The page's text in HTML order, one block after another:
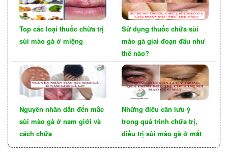
Top các loại thuốc chữa trị
sùi mào gà ở miệng
Sử dụng thuốc chữa sùi
mào gà giai đoạn đầu như
thế nào?
Nguyên nhân dẫn đến mắc
sùi mào gà ở nam giới và
cách chữa
Những điều cần lưu ý
trong quá trình chữa trị,
điều trị sùi mào gà ở mắt